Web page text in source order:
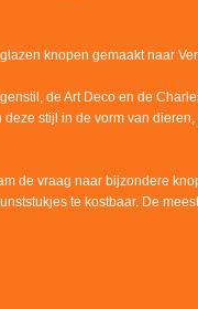
knopen gemaakt naar
de Art Deco en de
stijl in de vorm van
de vraag naar bijzondere
te kostbaar. De